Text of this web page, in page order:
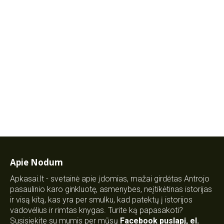
Apie Nodum
Apkasai.lt - svetainė apie įdomias, mažai girdėtas Antrojo
pasaulinio karo ginkluotę, asmenybes, neįtikėtinas istorijas
ir visą kitą, kas yra per smulku, kad patektų į istorijos
vadovėlius ir rimtas knygas. Turite ką papasakoti?
Susisiekite su mumis per mūsų Facebook puslapį, el.